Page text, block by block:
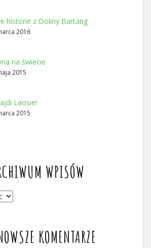
historie z Doliny Bartang
2016
na świecie
2015
Laosie!
2015
WPISÓW
KOMENTARZE